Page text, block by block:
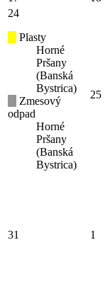
24
Plasty
Horné
Pršany
(Banská
Bystrica)
Zmesový
odpad
Horné
Pršany
(Banská
Bystrica)
25
31 1